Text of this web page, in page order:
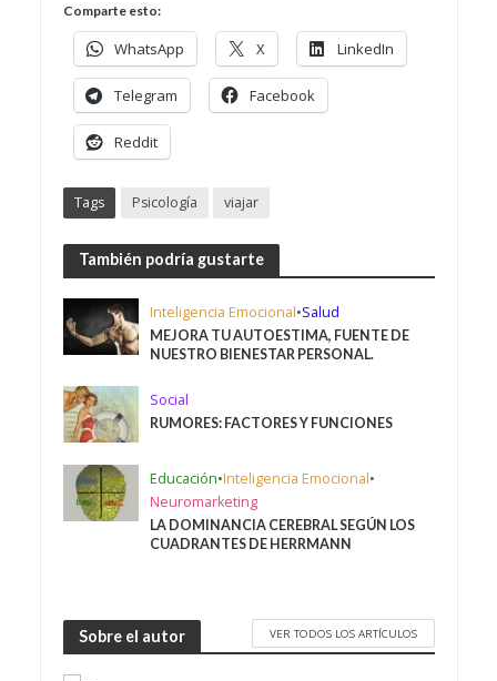
Comparte esto:
WhatsApp X LinkedIn
Telegram Facebook
Reddit
Tags Psicología viajar
También podría gustarte
Inteligencia Emocional•Salud
MEJORA TU AUTOESTIMA, FUENTE DE
NUESTRO BIENESTAR PERSONAL.
Social
RUMORES: FACTORES Y FUNCIONES
Educación•Inteligencia Emocional•
Neuromarketing
LA DOMINANCIA CEREBRAL SEGÚN LOS
CUADRANTES DE HERRMANN
Sobre el autor VER TODOS LOS ARTÍCULOS